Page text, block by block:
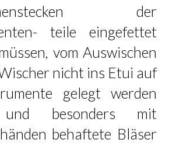
der
teile eingefettet
vom Auswischen
nicht ins Etui auf
gelegt werden
besonders mit
behaftete Bläser